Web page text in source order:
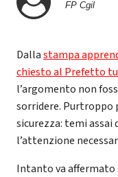
FP Cgil
Dallastampa
chiesto al Prefetto
l’argomento non
sorridere. Purtroppo
sicurezza: temi
l’attenzione
Intanto va